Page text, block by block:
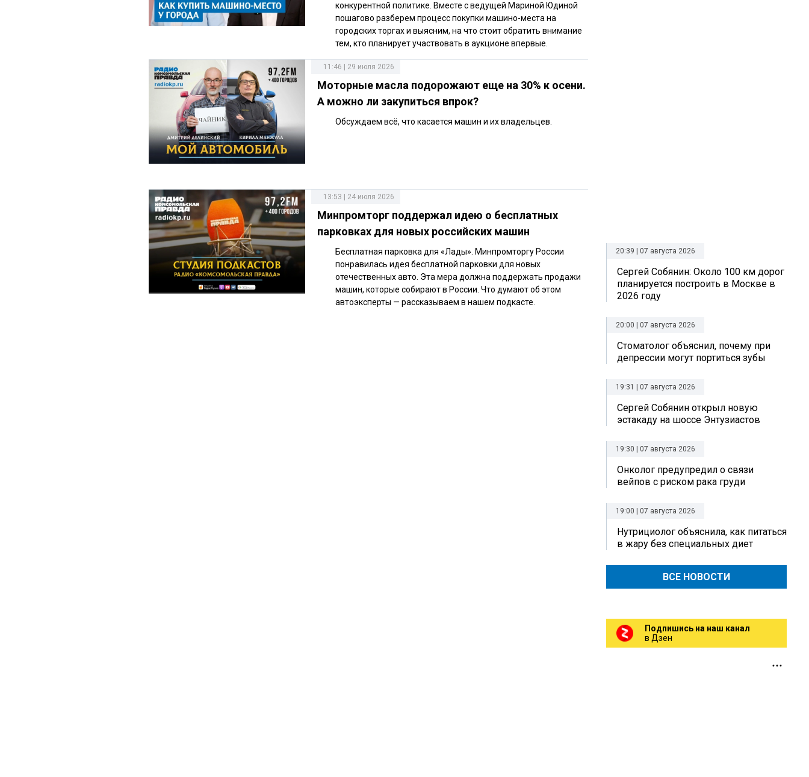
конкурентной политике. Вместе с ведущей Мариной Юдиной
пошагово разберем процесс покупки машино-места на
городских торгах и выясним, на что стоит обратить внимание
тем, кто планирует участвовать в аукционе впервые.
11:46 | 29 июля 2026
Моторные масла подорожают еще на 30% к осени.
А можно ли закупиться впрок?
Обсуждаем всё, что касается машин и их владельцев.
13:53 | 24 июля 2026
Минпромторг поддержал идею о бесплатных
парковках для новых российских машин
Бесплатная парковка для «Лады». Минпромторгу России
понравилась идея бесплатной парковки для новых
отечественных авто. Эта мера должна поддержать продажи
машин, которые собирают в России. Что думают об этом
автоэксперты — рассказываем в нашем подкасте.
20:39 | 07 августа 2026
Сергей Собянин: Около 100 км дорог
планируется построить в Москве в
2026 году
20:00 | 07 августа 2026
Стоматолог объяснил, почему при
депрессии могут портиться зубы
19:31 | 07 августа 2026
Сергей Собянин открыл новую
эстакаду на шоссе Энтузиастов
19:30 | 07 августа 2026
Онколог предупредил о связи
вейпов с риском рака груди
19:00 | 07 августа 2026
Нутрициолог объяснила, как питаться
в жару без специальных диет
ВСЕ НОВОСТИ
Подпишись на наш канал
в Дзен